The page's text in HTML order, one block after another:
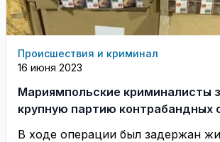
Происшествия и криминал
16 июня 2023
Мариямпольские криминалисты
крупную партию контрабандных
В ходе операции был задержан